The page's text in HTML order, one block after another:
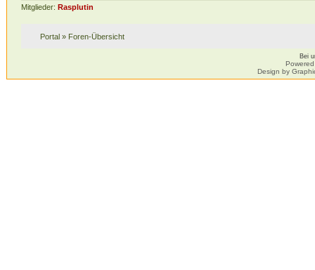
Mitglieder: Rasplutin
Portal» Foren-Übersicht
Bei
Design by